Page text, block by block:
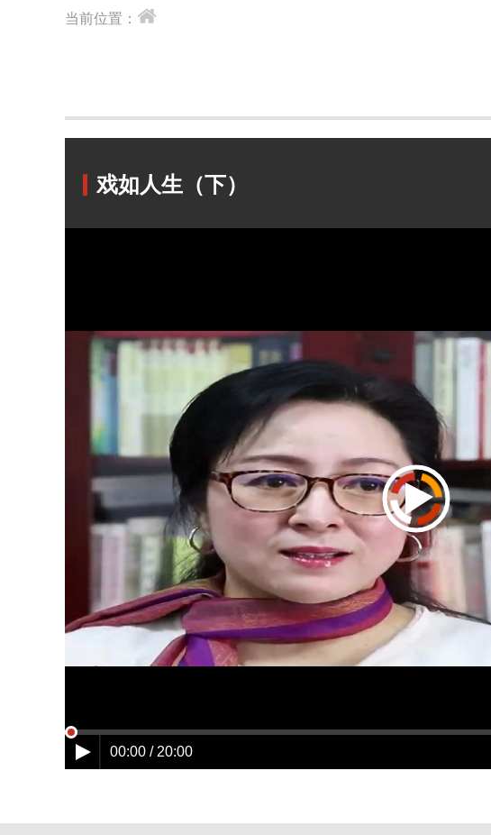
当前位置：
戏如人生（下）
00:00 / 20:00